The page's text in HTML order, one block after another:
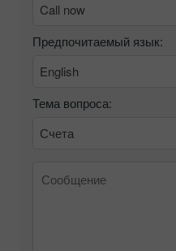
Call now
Предпочитаемый язык:
English
Тема вопроса:
Счета